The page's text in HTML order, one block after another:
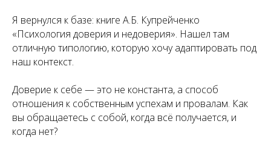
Я вернулся к базе: книге А.Б. Купрейченко
«Психология доверия и недоверия». Нашел там
отличную типологию, которую хочу адаптировать под
наш контекст.
Доверие к себе — это не константа, а способ
отношения к собственным успехам и провалам. Как
вы обращаетесь с собой, когда всё получается, и
когда нет?